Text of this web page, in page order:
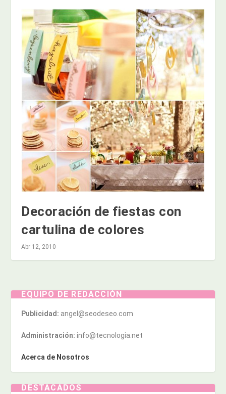
Decoración de fiestas con
cartulina de colores
Abr 12, 2010
EQUIPO DE REDACCIÓN
Publicidad: angel@seodeseo.com
Administración: info@tecnologia.net
Acerca de Nosotros
DESTACADOS